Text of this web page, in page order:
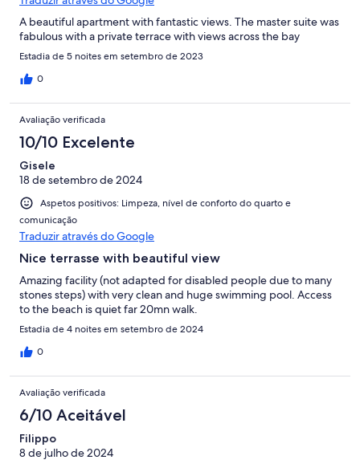
A beautiful apartment with fantastic views. The master suite was
fabulous with a private terrace with views across the bay
Estadia de 5 noites em setembro de 2023
0
Avaliação verificada
10/10 Excelente
Gisele
18 de setembro de 2024
Aspetos positivos: Limpeza, nível de conforto do quarto e
comunicação
Traduzir através do Google
Nice terrasse with beautiful view
Amazing facility (not adapted for disabled people due to many
stones steps) with very clean and huge swimming pool. Access
to the beach is quiet far 20mn walk.
Estadia de 4 noites em setembro de 2024
0
Avaliação verificada
6/10 Aceitável
Filippo
8 de julho de 2024